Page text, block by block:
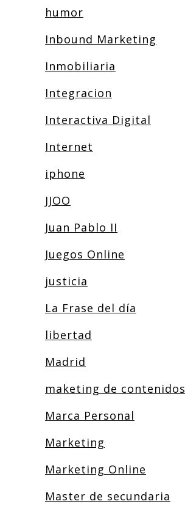
humor
Inbound Marketing
Inmobiliaria
Integracion
Interactiva Digital
Internet
iphone
JJOO
Juan Pablo II
Juegos Online
justicia
La Frase del día
libertad
Madrid
maketing de contenidos
Marca Personal
Marketing
Marketing Online
Master de secundaria